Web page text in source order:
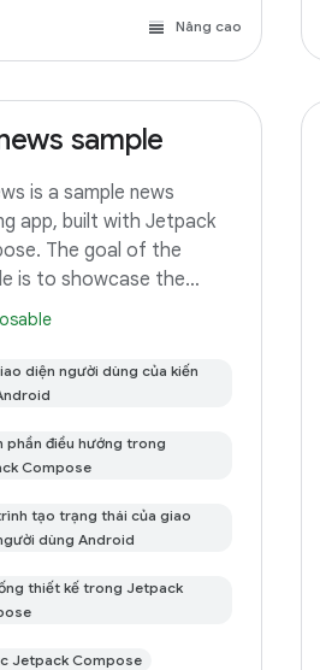
Nâng cao
sample
is a sample news
app, built with Jetpack
The goal of the
is to showcase the
UI capabilities of
the latest stable version
Studio. You can clone
diện người dùng của kiến
phần điều hướng trong
Compose
tạo trạng thái của giao
dùng Android
thiết kế trong Jetpack
Jetpack Compose